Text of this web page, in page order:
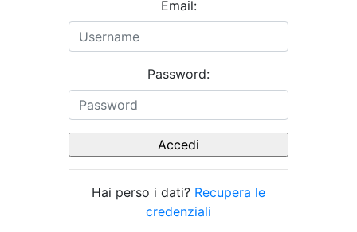
Email:
Password:
Hai perso i dati? Recupera le
credenziali